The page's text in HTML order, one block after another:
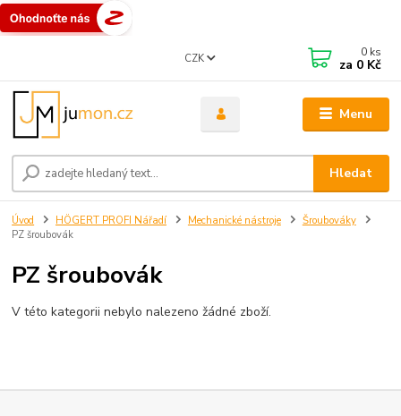
Menu
CZK
Hledat
0 ks
za 0 Kč
Úvod HÖGERT PROFI Nářadí Mechanické nástroje
Šroubováky
PZ šroubovák
PZ šroubovák
V této kategorii nebylo nalezeno žádné zboží.